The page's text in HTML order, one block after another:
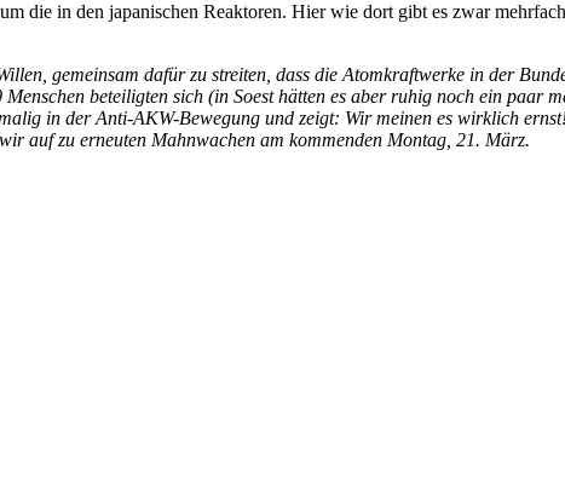
die in den japanischen Reaktoren. Hier wie dort gibt es zwar
gemeinsam dafür zu streiten, dass die Atomkraftwerke in der
beteiligten sich (in Soest hätten es aber ruhig noch ein paar
in der Anti-AKW-Bewegung und zeigt: Wir meinen es wirklich
auf zu erneuten Mahnwachen am kommenden Montag, 21. März.